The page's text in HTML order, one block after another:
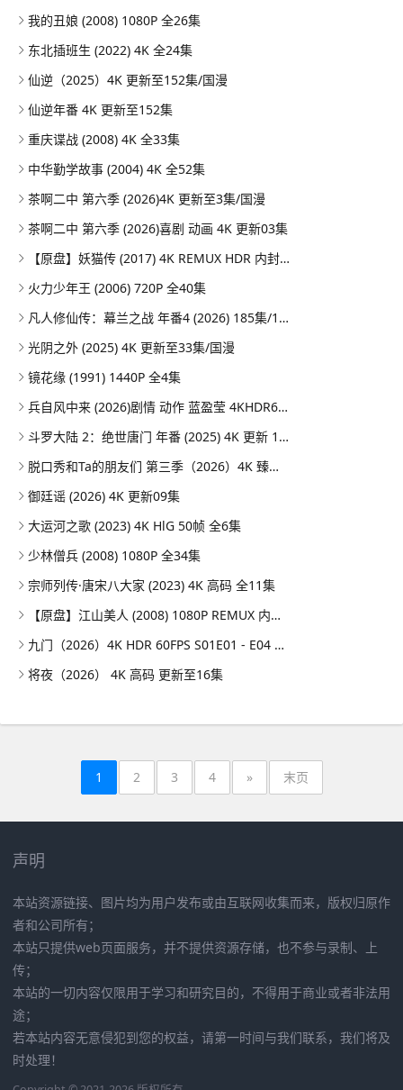
我的丑娘 (2008) 1080P 全26集
东北插班生 (2022) 4K 全24集
仙逆（2025）4K 更新至152集/国漫
仙逆年番 4K 更新至152集
重庆谍战 (2008) 4K 全33集
中华勤学故事 (2004) 4K 全52集
茶啊二中 第六季 (2026)4K 更新至3集/国漫
茶啊二中 第六季 (2026)喜剧 动画 4K 更新03集
【原盘】妖猫传 (2017) 4K REMUX HDR 内封简英双语字幕
火力少年王 (2006) 720P 全40集
凡人修仙传：幕兰之战‎ 年番4 (2026) 185集/1080P
光阴之外 (2025) 4K 更新至33集/国漫
镜花缘 (1991) 1440P 全4集
兵自风中来 (2026)剧情 动作 蓝盈莹 4KHDR60FPS 更新20集
斗罗大陆 2：绝世唐门 年番 (2025) 4K 更新 164集/国漫
脱口秀和Ta的朋友们 第三季（2026）4K 臻彩MAX+ 50FPS 高码率 更0731期
御廷谣 (2026) 4K 更新09集
大运河之歌 (2023) 4K HlG 50帧 全6集
少林僧兵 (2008) 1080P 全34集
宗师列传·唐宋八大家 (2023) 4K 高码 全11集
【原盘】江山美人 (2008) 1080P REMUX 内封简繁特效字幕
九门（2026）4K HDR 60FPS S01E01 - E04 DTS音轨 HiveWeb
将夜（2026） 4K 高码 更新至16集
1 2 3 4 » 末页
声明
本站资源链接、图片均为用户发布或由互联网收集而来，版权归原作
者和公司所有；
本站只提供web页面服务，并不提供资源存储，也不参与录制、上
传；
本站的一切内容仅限用于学习和研究目的，不得用于商业或者非法用
途；
若本站内容无意侵犯到您的权益，请第一时间与我们联系，我们将及
时处理！